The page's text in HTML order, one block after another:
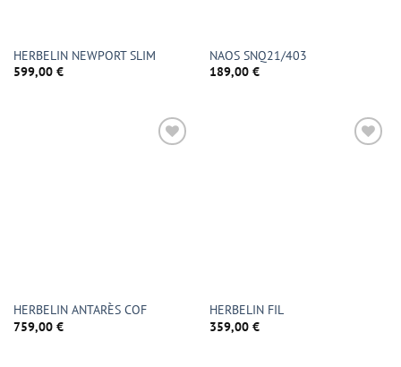
HERBELIN NEWPORT SLIM
599,00 €
NAOS SNQ21/403
189,00 €
HERBELIN ANTARÈS COF
759,00 €
HERBELIN FIL
359,00 €